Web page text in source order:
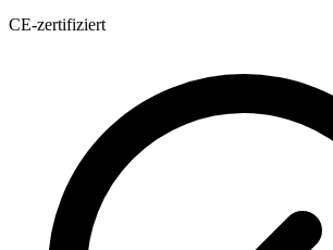
CE-zertifiziert